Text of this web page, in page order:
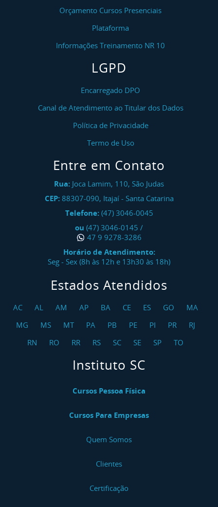
Orçamento Cursos Presenciais
Plataforma
Informações Treinamento NR 10
LGPD
Encarregado DPO
Canal de Atendimento ao Titular dos Dados
Política de Privacidade
Termo de Uso
Entre em Contato
Rua: Joca Lamim, 110, São Judas
CEP: 88307-090, Itajaí- Santa Catarina
Telefone: (47) 3046-0045
ou (47) 3046-0145 /
47 9 9278-3286
Horário de Atendimento:
Seg - Sex (8h às 12h e 13h30 às 18h)
Estados Atendidos
AC AL AM AP BA CE ES GO
MA
MG
MS MT PA PB PE PI PR
RJ
RN
RO RR RS SC SE SP TO
Instituto SC
Cursos Pessoa Física
Cursos Para Empresas
Quem Somos
Clientes
Certificação